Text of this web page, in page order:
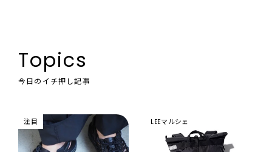
Topics
今日のイチ押し記事
注目 LEEマルシェ